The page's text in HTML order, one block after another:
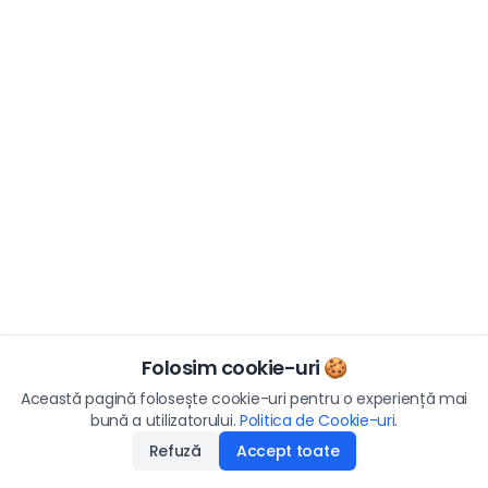
Folosim cookie-uri 🍪
Această pagină folosește cookie-uri pentru o experiență mai
bună a utilizatorului. Politica de Cookie-uri.
Refuză
Accept toate